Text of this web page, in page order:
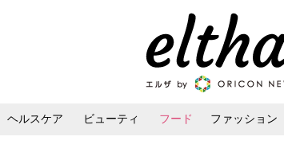
ヘルスケア ビューティ フード ファッション